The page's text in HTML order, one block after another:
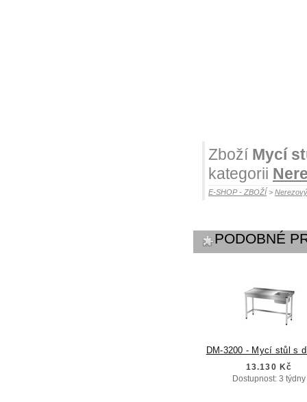
Zboží Mycí
kategorii
E-SHOP - ZBOŽÍ >
PODOBNÉ
DM-3200 - Mycí stůl s
13.130 Kč
Dostupnost: 3 týdny